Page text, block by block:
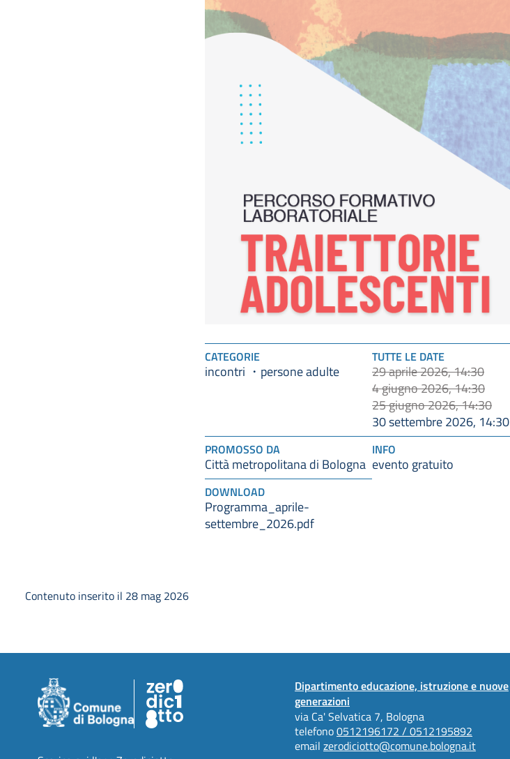
CATEGORIE
incontri persone adulte
TUTTE LE DATE
29 aprile 2026, 14:30
4 giugno 2026, 14:30
25 giugno 2026, 14:30
30 settembre 2026, 14:30
PROMOSSO DA
Città metropolitana di Bologna
INFO
evento gratuito
DOWNLOAD
Programma_aprile-
settembre_2026.pdf
Contenuto inserito il 28 mag 2026
Dipartimento educazione, istruzione e nuove
generazioni
via Ca' Selvatica 7, Bologna
telefono0512196172 / 0512195892
email zerodiciotto@comune.bologna.it